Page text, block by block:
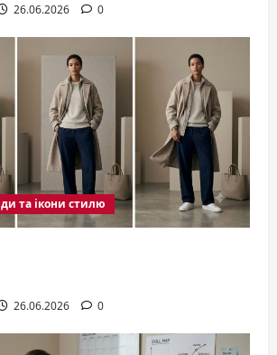
26.06.2026 0
та ікони стилю
26.06.2026 0